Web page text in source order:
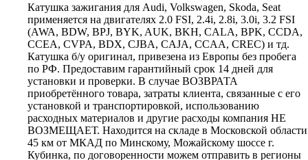
Катушка зажигания для Audi, Volkswagen, Skoda, Seat
применяется на двигателях 2.0 FSI, 2.4i, 2.8i, 3.0i, 3.2 FSI
(AWA, BDW, BPJ, BYK, AUK, BKH, CALA, BPK, CCDA,
CCEA, CVPA, BDX, CJBA, CAJA, CCAA, CREC) и тд.
Катушка б/у оригинал, привезена из Европы без пробега
по РФ. Предоставим гарантийный срок 14 дней для
установки и проверки. В случае ВОЗВРАТА
приобретённого товара, затраты клиента, связанные с его
установкой и транспортировкой, использованию
расходных материалов и другие расходы компания НЕ
ВОЗМЕЩАЕТ. Находится на складе в Московской области
45 км от МКАД по Минскому, Можайскому шоссе г.
Кубинка, по договоренности можем отправить в регионы